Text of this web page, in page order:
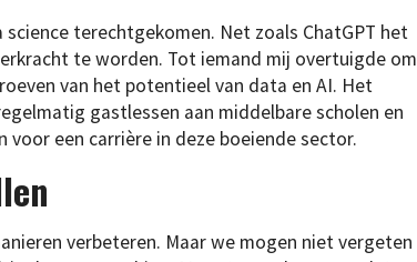
terechtgekomen. Net zoals ChatGPT het
te worden. Tot iemand mij overtuigde om
van het potentieel van data en AI. Het
gastlessen aan middelbare scholen en
een carrière in deze boeiende sector.
verbeteren. Maar we mogen niet vergeten